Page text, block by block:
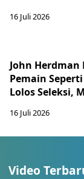
16 Juli 2026
John
Pemain
Lolos Seleksi,
16 Juli 2026
Video